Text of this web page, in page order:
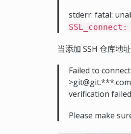
stderr: fatal:
当添加 SSH 仓库地址
Failed to
verification
Please make